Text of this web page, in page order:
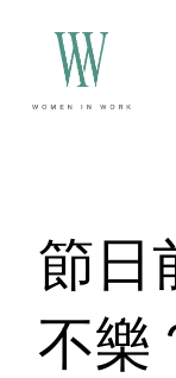
節日
不樂